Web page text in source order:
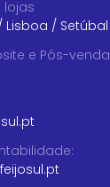
lojas
Lisboa / Setúbal
e Pós-venda
: